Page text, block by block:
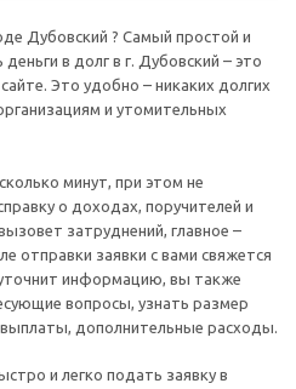
Дубовский ? Самый простой и
в долг в г. Дубовский – это
Это удобно – никаких долгих
и утомительных
минут, при этом не
о доходах, поручителей и
затруднений, главное –
отправки заявки с вами свяжется
информацию, вы также
вопросы, узнать размер
дополнительные расходы.
и легко подать заявку в